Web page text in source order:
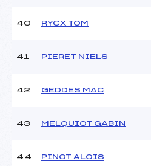
40 RYCX TOM
41 PIERET NIELS
42 GEDDES MAC
43 MELQUIOT GABIN
44 PINOT ALOIS